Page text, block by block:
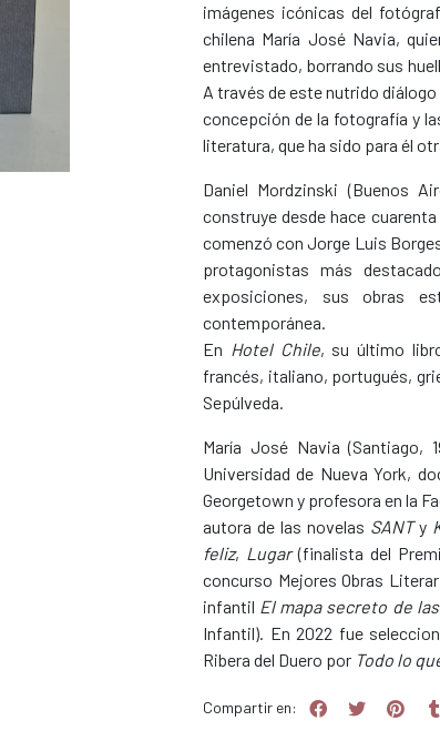
imágenes icónicas del
chilena María José Navia,
entrevistado, borrando sus
A través de este nutrido
concepción de la fotografía y
literatura, que ha sido para él
Daniel Mordzinski (Buenos
construye desde hace
comenzó con Jorge Luis
protagonistas más
exposiciones, sus obras
contemporánea.
En Hotel Chile, su último
francés, italiano, portugués,
Sepúlveda.
María José Navia (Santiago,
Universidad de Nueva York,
Georgetown y profesora en la
autora de las novelas SANTy
feliz, Lugar(finalista del
concurso Mejores Obras
infantil El mapa secreto de
Infantil). En 2022 fue
Ribera del Duero por Todo lo
Compartir en: